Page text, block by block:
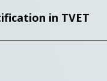
in TVET